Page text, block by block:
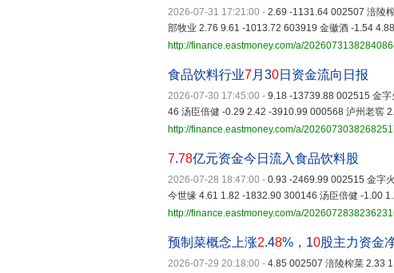
2026-07-31 17:21:00 - 2.69 -1131.64 002507 涪陵
部牧业 2.76 9.61 -1013.72 603919 金徽酒 -1.54
http://finance.eastmoney.com/a/
食品饮料行业7月30日资金流向日报
2026-07-30 17:45:00 - 9.18 -13739.88 002515 金
46 汤臣倍健 -0.29 2.42 -3910.99 000568 泸州老窖
http://finance.eastmoney.com/a/
7.78亿元资金今日流入食品饮料股
2026-07-28 18:47:00 - 0.93 -2469.99 002515 金字
今世缘 4.61 1.82 -1832.90 300146 汤臣倍健 -1.00
http://finance.eastmoney.com/a/
预制菜概念上涨2.48%，10股主力资金
2026-07-29 20:18:00 - 4.85 002507 涪陵榨菜 2.33